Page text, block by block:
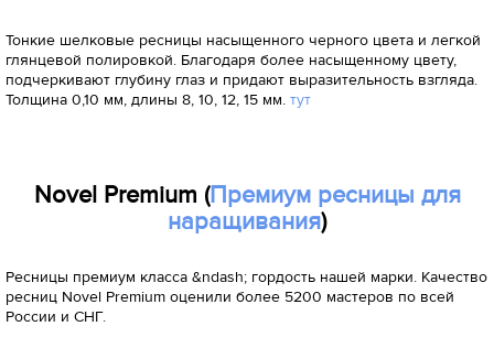
Тонкие шелковые ресницы насыщенного черного цвета и легкой
глянцевой полировкой. Благодаря более насыщенному цвету,
подчеркивают глубину глаз и придают выразительность взгляда.
Толщина 0,10 мм, длины 8, 10, 12, 15 мм. тут
Novel Premium (Премиум ресницы для
наращивания)
Ресницы премиум класса &ndash; гордость нашей марки. Качество
ресниц Novel Premium оценили более 5200 мастеров по всей
России и СНГ.